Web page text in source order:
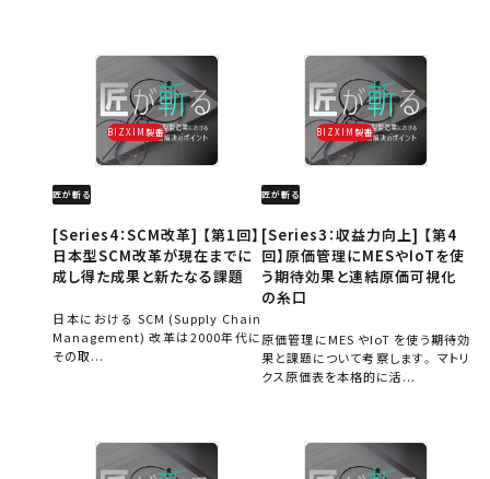
BIZXIM製番
匠が斬る
[Series4：SCM改革] 【第1回】
日本型SCM改革が現在までに
成し得た成果と新たなる課題
日本における SCM (Supply Chain
Management) 改革は2000年代に
その取...
BIZXIM製番
匠が斬る
[Series3：収益力向上] 【第4
回】原価管理にMESやIoTを使
う期待効果と連結原価可視化
の糸口
原価管理にMES やIoT を使う期待効
果と課題について考察します。 マトリ
クス原価表を本格的に活...